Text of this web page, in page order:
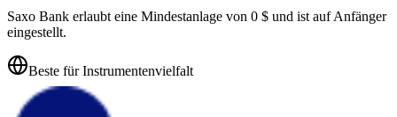
Saxo Bank erlaubt eine Mindestanlage von 0 $ und ist auf Anfänger
eingestellt.
Beste für Instrumentenvielfalt